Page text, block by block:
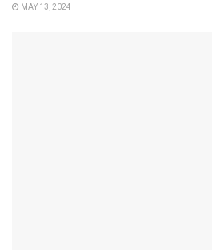
MAY 13, 2024